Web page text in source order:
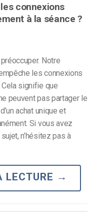
connexions
à la séance ?
Notre
les connexions
signifie que
peuvent pas partager le
achat unique et
Si vous avez
n’hésitez pas à
LECTURE →